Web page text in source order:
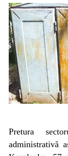
Pretura
administrativă